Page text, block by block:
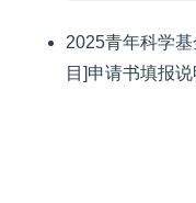
2025青年科学
目]申请书填报说